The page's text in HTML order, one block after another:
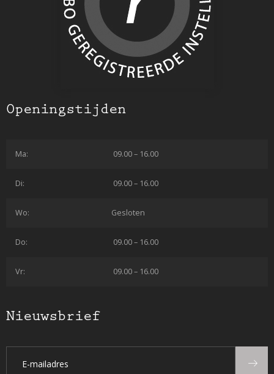
Openingstijden
Ma: 09.00 – 16.00
Di: 09.00 – 16.00
Wo: Gesloten
Do: 09.00 – 16.00
Vr: 09.00 – 16.00
Nieuwsbrief